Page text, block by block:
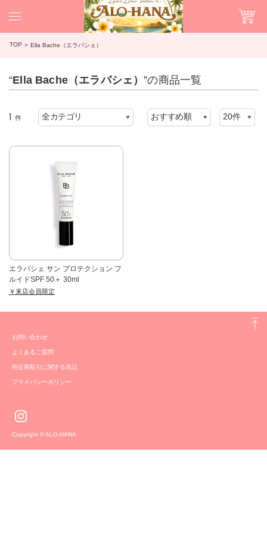
TOP Ella Bache（エラバシェ）
“Ella Bache（エラバシェ）”の商品一覧
1 件
エラバシェ サン プロテクション フ
ルイドSPF 50＋ 30ml
￥来店会員限定
お問い合わせ
よくあるご質問
特定商取引に関する表記
プライバシーポリシー
Copyright © ALO-HANA